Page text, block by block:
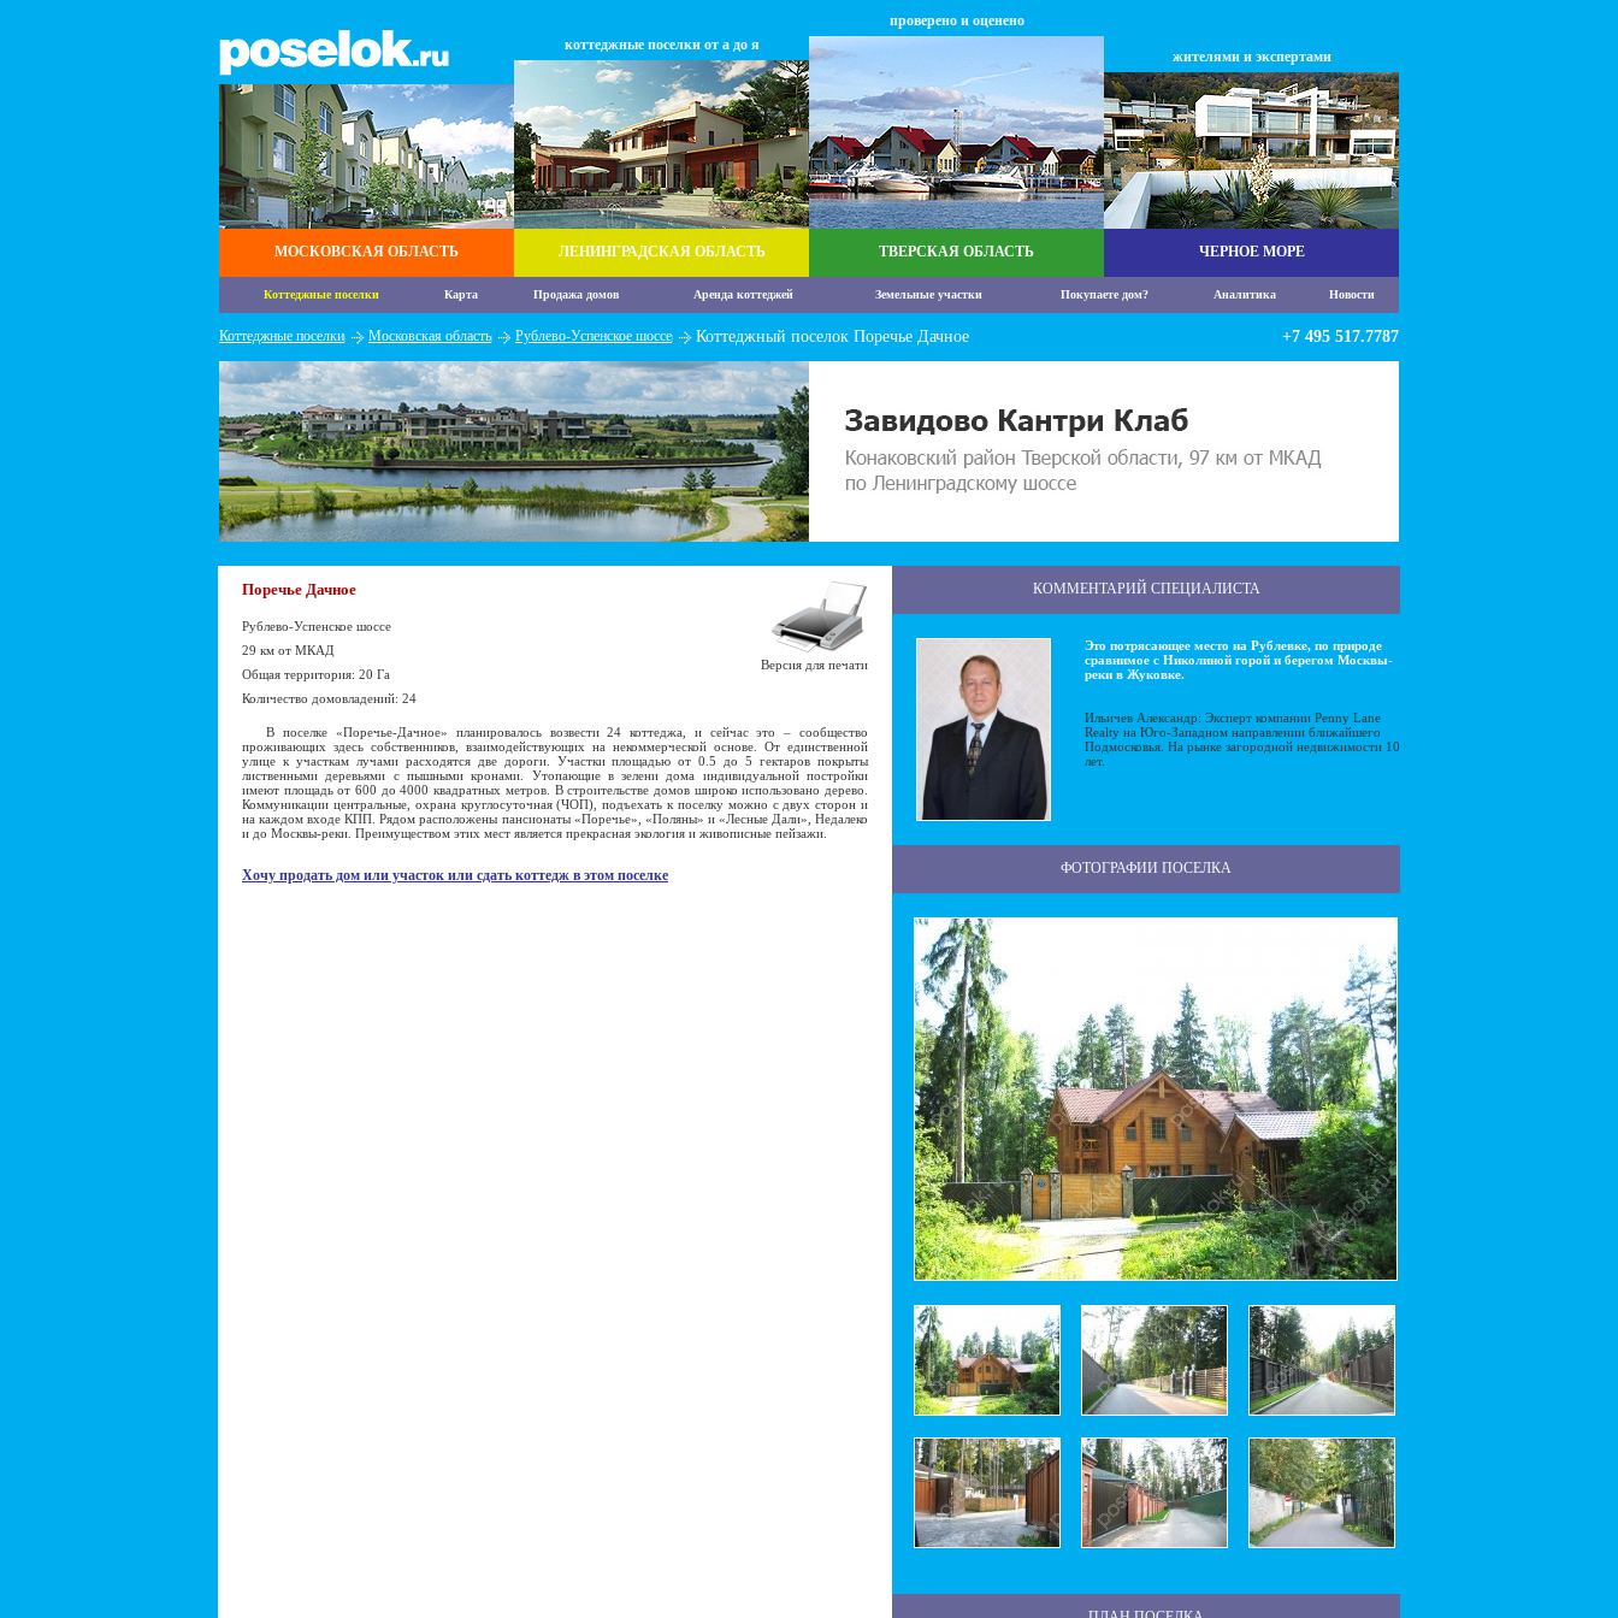
МОСКОВСКАЯ ОБЛАСТЬ
коттеджные поселки от а до я
ЛЕНИНГРАДСКАЯ ОБЛАСТЬ
проверено и оценено
ТВЕРСКАЯ ОБЛАСТЬ
жителями и экспертами
ЧЕРНОЕ МОРЕ
Коттеджные поселки Карта Продажа домов Аренда коттеджей Земельные участки Покупаете дом? Аналитика Новости
Коттеджные поселки Московская область Рублево-Успенское шоссе Коттеджный поселок Поречье Дачное +7 495 517.7787
Поречье Дачное
Рублево-Успенское шоссе
29 км от МКАД
Общая территория: 20 Га
Количество домовладений: 24
Версия для печати
В поселке «Поречье-Дачное» планировалось возвести 24 коттеджа, и сейчас это – сообщество
проживающих здесь собственников, взаимодействующих на некоммерческой основе. От единственной
улице к участкам лучами расходятся две дороги. Участки площадью от 0.5 до 5 гектаров покрыты
лиственными деревьями с пышными кронами. Утопающие в зелени дома индивидуальной постройки
имеют площадь от 600 до 4000 квадратных метров. В строительстве домов широко использовано дерево.
Коммуникации центральные, охрана круглосуточная (ЧОП), подъехать к поселку можно с двух сторон и
на каждом входе КПП. Рядом расположены пансионаты «Поречье», «Поляны» и «Лесные Дали», Недалеко
и до Москвы-реки. Преимуществом этих мест является прекрасная экология и живописные пейзажи.
Хочу продать дом или участок или сдать коттедж в этом поселке
КОММЕНТАРИЙ СПЕЦИАЛИСТА
Это потрясающее место на Рублевке, по природе
сравнимое с Николиной горой и берегом Москвы-
реки в Жуковке.
Ильичев Александр: Эксперт компании Penny Lane
Realty на Юго-Западном направлении ближайшего
Подмосковья. На рынке загородной недвижимости 10
лет.
ФОТОГРАФИИ ПОСЕЛКА